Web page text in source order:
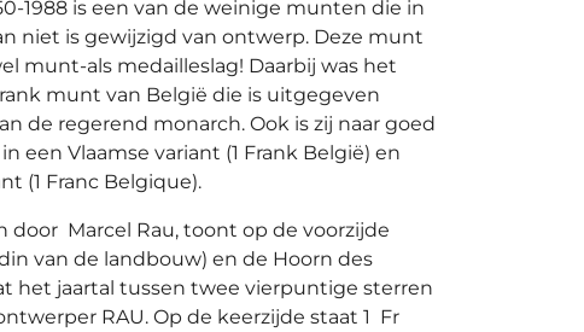
1988 is een van de weinige munten die in
niet is gewijzigd van ontwerp. Deze munt
munt-als medailleslag! Daarbij was het
munt van België die is uitgegeven
de regerend monarch. Ook is zij naar goed
een Vlaamse variant (1 Frank België) en
(1 Franc Belgique).
door Marcel Rau, toont op de voorzijde
van de landbouw) en de Hoorn des
het jaartal tussen twee vierpuntige sterren
RAU. Op de keerzijde staat 1 Fr